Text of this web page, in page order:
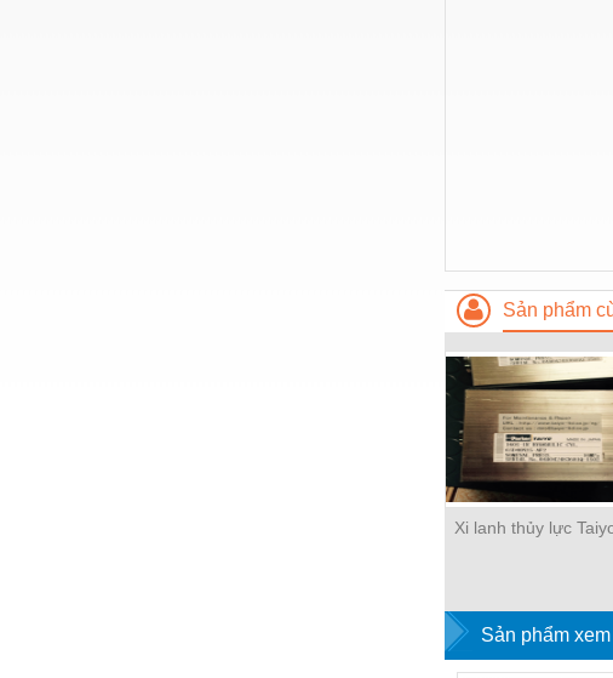
Sản phẩm
Xi lanh thủy lực
Sản phẩm